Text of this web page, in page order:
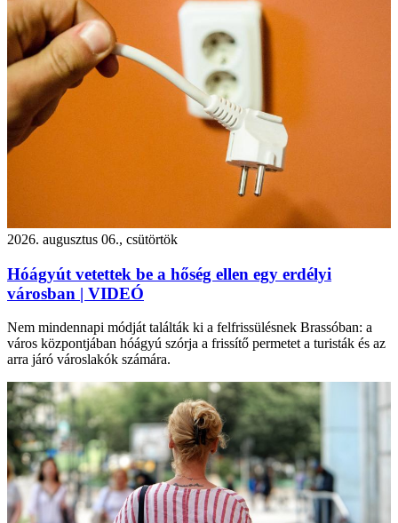
2026. augusztus 06., csütörtök
Hóágyút vetettek be a hőség ellen egy erdélyi
városban | VIDEÓ
Nem mindennapi módját találták ki a felfrissülésnek Brassóban: a
város központjában hóágyú szórja a frissítő permetet a turisták és az
arra járó városlakók számára.